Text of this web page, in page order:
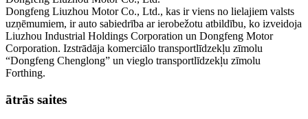
Dongfeng Liuzhou Motor Co., Ltd., kas ir viens no lielajiem valsts
uzņēmumiem, ir auto sabiedrība ar ierobežotu atbildību, ko izveidoja
Liuzhou Industrial Holdings Corporation un Dongfeng Motor
Corporation. Izstrādāja komerciālo transportlīdzekļu zīmolu
“Dongfeng Chenglong” un vieglo transportlīdzekļu zīmolu
Forthing.
ātrās saites